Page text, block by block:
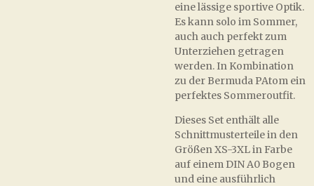
eine lässige sportive Optik.
Es kann solo im Sommer,
auch auch perfekt zum
Unterziehen getragen
werden. In Kombination
zu der Bermuda PAtom ein
perfektes Sommeroutfit.
Dieses Set enthält alle
Schnittmusterteile in den
Größen XS-3XL in Farbe
auf einem DIN A0 Bogen
und eine ausführlich